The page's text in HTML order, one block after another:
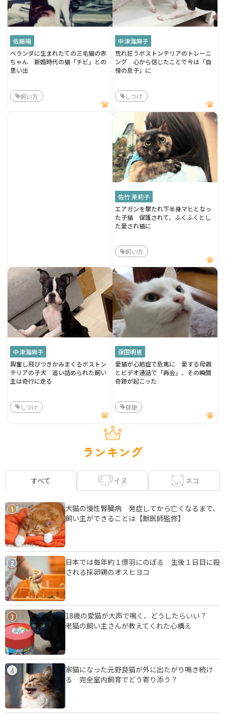
佐藤陽
ベランダに生まれたての三毛猫の赤
ちゃん 新婚時代の猫「チビ」との
思い出
飼い方
中津海麻子
荒れ狂うボストンテリアのトレーニ
ング 心から信じたことで今は「自
慢の息子」に
しつけ
佐竹 茉莉子
エアガンを撃たれ下半身マヒとなっ
た子猫 保護されて、ふくふくとし
た愛され猫に
飼い方
中津海麻子
興奮し飛びつきかみまくるボストン
テリアの子犬 追い詰められた飼い
主は奇行に走る
しつけ
保田明恵
愛猫が心筋症で危篤に 愛する母親
とビデオ通話で「再会」、その瞬間
奇跡が起こった
健康
ランキング
すべて イヌ ネコ
1
犬猫の慢性腎臓病 発症してから亡くなるまで、
飼い主ができることは【獣医師監修】
2
日本では毎年約１億羽にのぼる 生後１日目に殺
される採卵鶏のオスヒヨコ
3
18歳の愛猫が大声で鳴く、どうしたらいい？
老猫の飼い主さんが教えてくれた心構え
4
家猫になった元野良猫が外に出たがり鳴き続け
る 完全室内飼育でどう寄り添う？